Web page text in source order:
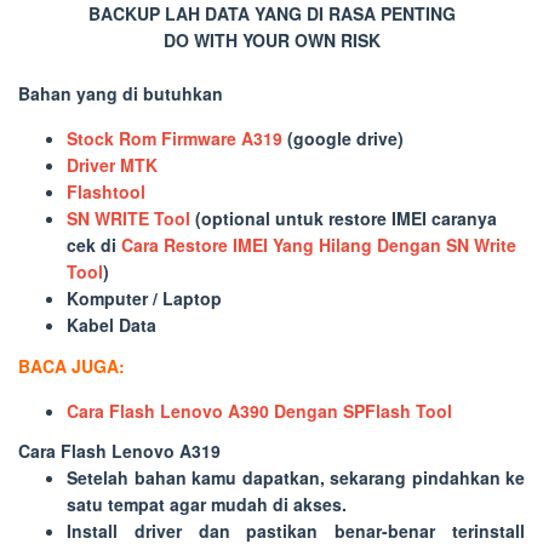
BACKUP LAH DATA YANG DI RASA PENTING
DO WITH YOUR OWN RISK
Bahan yang di butuhkan
Stock Rom Firmware A319 (google drive)
Driver MTK
Flashtool
SN WRITE Tool (optional untuk restore IMEI caranya
cek di Cara Restore IMEI Yang Hilang Dengan SN Write
Tool)
Komputer / Laptop
Kabel Data
BACA JUGA:
Cara Flash Lenovo A390 Dengan SPFlash Tool
Cara Flash Lenovo A319
Setelah bahan kamu dapatkan, sekarang pindahkan ke
satu tempat agar mudah di akses.
Install driver dan pastikan benar-benar terinstall